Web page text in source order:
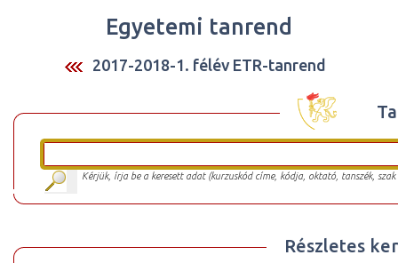
Egyetemi tanrend
2017-2018-1. félév ETR-tanrend
Kérjük, írja be a keresett adat (kurzuskód címe, kódja, oktató, tanszék,
Részletes